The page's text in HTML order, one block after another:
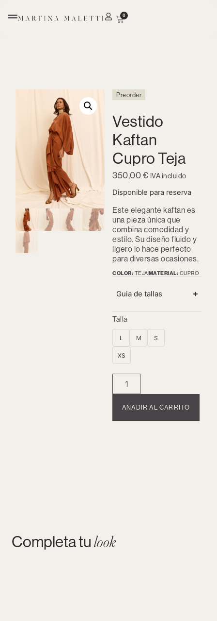
0
Preorder
Vestido
Kaftan
Cupro Teja
350,00€ IVA incluido
Disponible para reserva
Este elegante kaftan es
una pieza única que
combina comodidad y
estilo. Su diseño fluido y
ligero lo hace perfecto
para diversas ocasiones.
COLOR: TEJAMATERIAL: CUPRO
Guia de tallas
Talla
L M S
XS
AÑADIR AL CARRITO
Completa tu look